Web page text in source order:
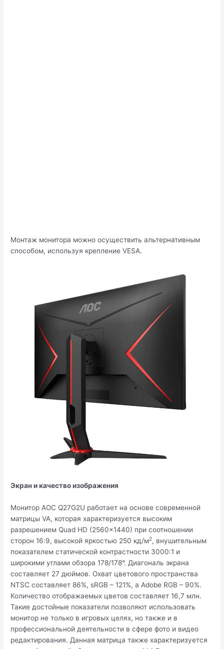
Монтаж монитора можно осуществить альтернативным
способом, используя крепление VESA.
Экран и качество изображения
Монитор AOC Q27G2U работает на основе современной
матрицы VA, которая характеризуется высоким
разрешением Quad HD (2560×1440) при соотношении
сторон 16:9, высокой яркостью 250 кд/м2, внушительным
показателем статической контрастности 3000:1 и
широкими углами обзора 178/178°. Диагональ экрана
составляет 27 дюймов. Охват цветового пространства
NTSC составляет 86%, sRGB – 121%, а Adobe RGB – 90%.
Количество отображаемых цветов составляет 16,7 млн.
Такие достойные показатели позволяют использовать
монитор не только в игровых целях, но также и в
профессиональной деятельности в сфере фото и видео
редактирования. Данная матрица также характеризуется